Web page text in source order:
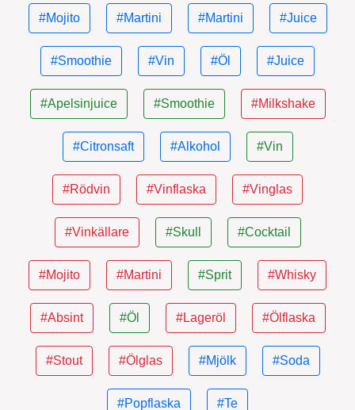
#Mojito #Martini #Martini #Juice
#Smoothie #Vin #Öl #Juice
#Apelsinjuice #Smoothie #Milkshake
#Citronsaft #Alkohol #Vin
#Rödvin #Vinflaska #Vinglas
#Vinkällare #Skull #Cocktail
#Mojito #Martini #Sprit #Whisky
#Absint #Öl #Lageröl #Ölflaska
#Stout #Ölglas #Mjölk #Soda
#Popflaska #Te